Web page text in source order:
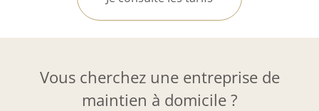
Vous cherchez une entreprise de
maintien à domicile ?